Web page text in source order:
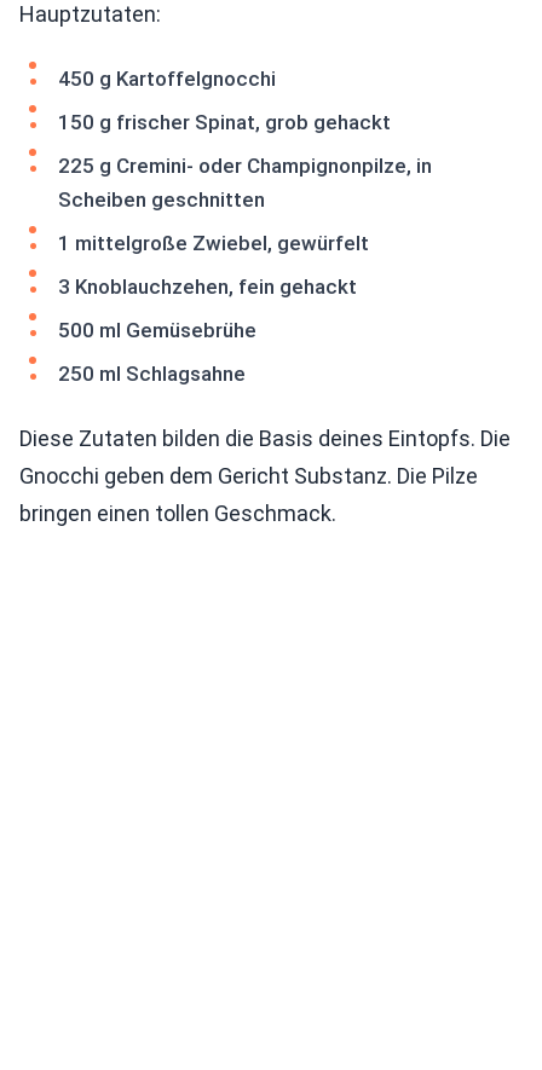
Hauptzutaten:
450 g Kartoffelgnocchi
150 g frischer Spinat, grob gehackt
225 g Cremini- oder Champignonpilze, in
Scheiben geschnitten
1 mittelgroße Zwiebel, gewürfelt
3 Knoblauchzehen, fein gehackt
500 ml Gemüsebrühe
250 ml Schlagsahne
Diese Zutaten bilden die Basis deines Eintopfs. Die
Gnocchi geben dem Gericht Substanz. Die Pilze
bringen einen tollen Geschmack.